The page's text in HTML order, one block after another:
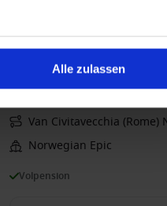
Alle zulassen
(Rome), Italië met de
Van Civitavecchia (Rome)
Norwegian Epic
Volpension